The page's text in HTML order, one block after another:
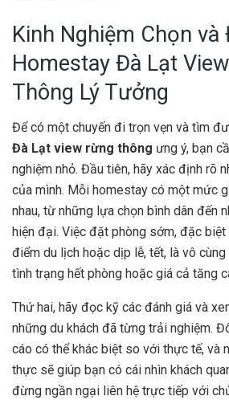
Kinh Nghiệm Chọn và
Homestay Đà Lạt
Thông Lý Tưởng
Để có một chuyến đi trọn vẹn và tìm
Đà Lạt view rừng thông ưng ý, bạn
nghiệm nhỏ. Đầu tiên, hãy xác định rõ
của mình. Mỗi homestay có một mức
nhau, từ những lựa chọn bình dân đến
hiện đại. Việc đặt phòng sớm, đặc biệt
điểm du lịch hoặc dịp lễ, tết, là vô
tình trạng hết phòng hoặc giá cả tăng
Thứ hai, hãy đọc kỹ các đánh giá và
những du khách đã từng trải nghiệm.
cáo có thể khác biệt so với thực tế, và
thực sẽ giúp bạn có cái nhìn khách
đừng ngần ngại liên hệ trực tiếp với